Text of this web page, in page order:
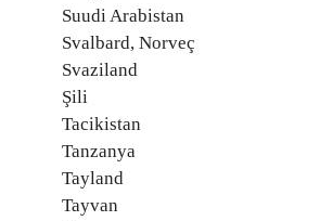
Suudi Arabistan
Svalbard, Norveç
Svaziland
Şili
Tacikistan
Tanzanya
Tayland
Tayvan